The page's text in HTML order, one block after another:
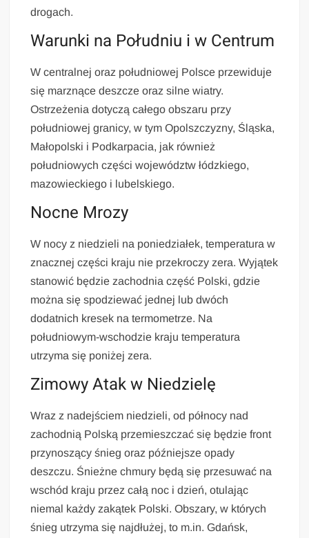
drogach.
Warunki na Południu i w Centrum
W centralnej oraz południowej Polsce przewiduje
się marznące deszcze oraz silne wiatry.
Ostrzeżenia dotyczą całego obszaru przy
południowej granicy, w tym Opolszczyzny, Śląska,
Małopolski i Podkarpacia, jak również
południowych części województw łódzkiego,
mazowieckiego i lubelskiego.
Nocne Mrozy
W nocy z niedzieli na poniedziałek, temperatura w
znacznej części kraju nie przekroczy zera. Wyjątek
stanowić będzie zachodnia część Polski, gdzie
można się spodziewać jednej lub dwóch
dodatnich kresek na termometrze. Na
południowym-wschodzie kraju temperatura
utrzyma się poniżej zera.
Zimowy Atak w Niedzielę
Wraz z nadejściem niedzieli, od północy nad
zachodnią Polską przemieszczać się będzie front
przynoszący śnieg oraz późniejsze opady
deszczu. Śnieżne chmury będą się przesuwać na
wschód kraju przez całą noc i dzień, otulając
niemal każdy zakątek Polski. Obszary, w których
śnieg utrzyma się najdłużej, to m.in. Gdańsk,